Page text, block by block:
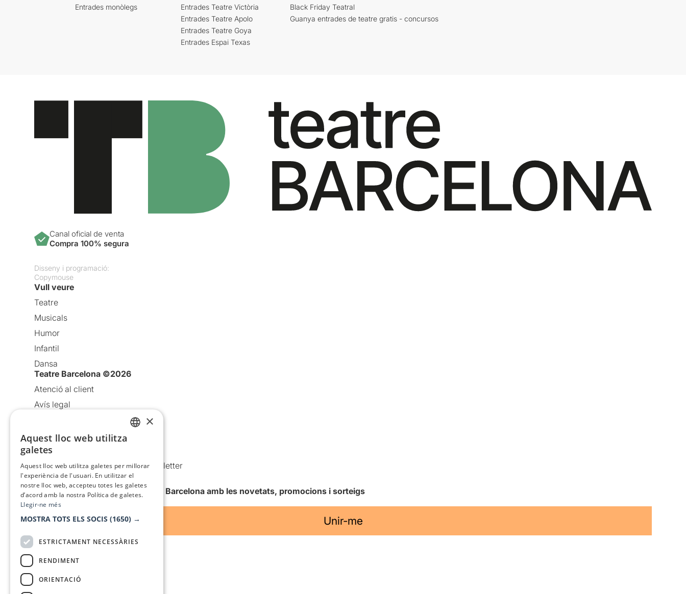
Entrades monòlegs
Entrades Teatre Victòria
Entrades Teatre Apolo
Entrades Teatre Goya
Entrades Espai Texas
Black Friday Teatral
Guanya entrades de teatre gratis - concursos
Canal oficial de venta
Compra 100% segura
Disseny i programació:
Copymouse
Vull veure
Teatre
Musicals
Humor
Infantil
Dansa
Teatre Barcelona ©2026
Atenció al client
Avís legal
Política de cookies
Condicions d’ús
Comunicacions comercials i Newsletter
Anuncia’t
Vull rebre la newsletter de Teatre Barcelona amb les novetats, promocions i sorteigs
Unir-me
Amb el suport de
×
Aquest lloc web utilitza
galetes
Aquest lloc web utilitza galetes per millorar
l'experiència de l'usuari. En utilitzar el
nostre lloc web, accepteu totes les galetes
d’acord amb la nostra Política de galetes.
Llegir-ne més
MOSTRA TOTS ELS SOCIS (1650) →
ESTRICTAMENT NECESSÀRIES
RENDIMENT
ORIENTACIÓ